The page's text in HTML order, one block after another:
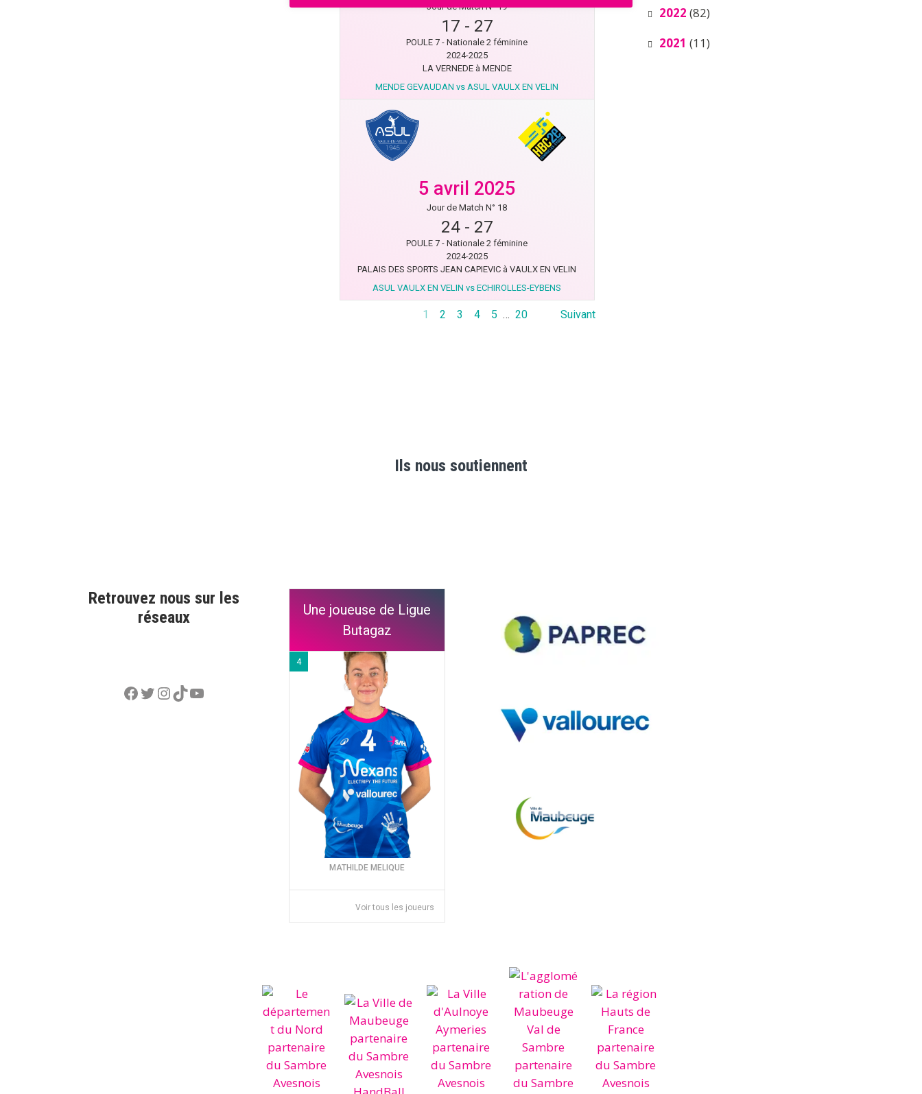
Jour de Match N° 19
17 - 27
POULE 7 - Nationale 2 féminine
2024-2025
LA VERNEDE à MENDE
MENDE GEVAUDAN vs ASUL VAULX EN VELIN
5 avril 2025
Jour de Match N° 18
24- 27
POULE 7 - Nationale 2 féminine
2024-2025
PALAIS DES SPORTS JEAN CAPIEVIC à VAULX EN VELIN
ASUL VAULX EN VELIN vs ECHIROLLES-EYBENS
1 2 3 4 5 … 20 Suivant
2022 (82)
2021 (11)
Ils nous soutiennent
Retrouvez nous sur les
réseaux
Facebook
Twitter
Instagram
TikTok
YouTube
Une joueuse de Ligue
Butagaz
4
MATHILDE MELIQUE
Voir tous les joueurs